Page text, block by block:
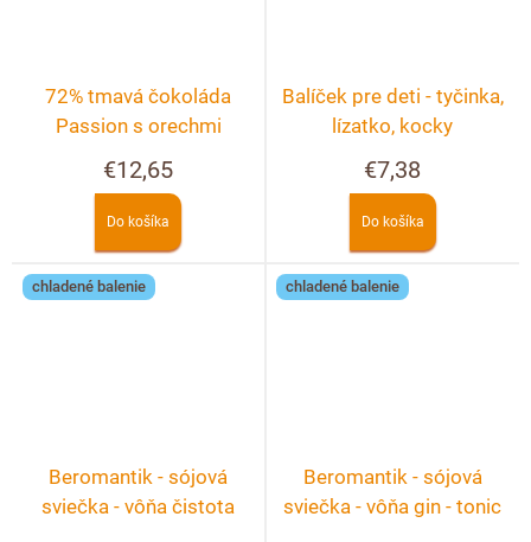
72% tmavá čokoláda
Passion s orechmi
€12,65
Do košíka
Balíček pre deti - tyčinka,
lízatko, kocky
€7,38
Do košíka
chladené balenie
Beromantik - sójová
sviečka - vôňa čistota
chladené balenie
Beromantik - sójová
sviečka - vôňa gin - tonic